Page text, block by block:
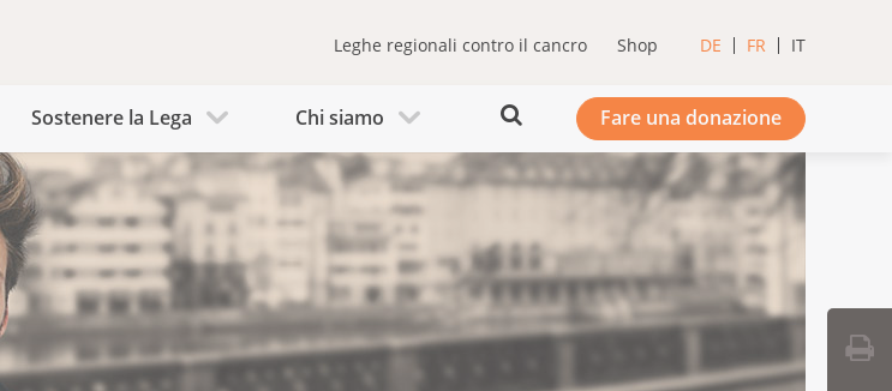
Leghe regionali contro il cancro Shop DE FR IT
Sostenere la Lega Chi siamo Fare una donazione